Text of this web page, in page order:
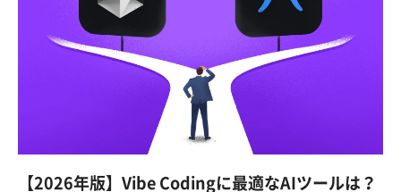
【2026年版】Vibe Codingに最適なAIツールは？